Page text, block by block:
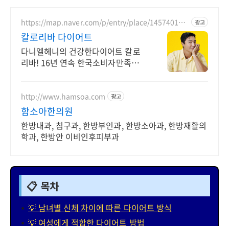
https://map.naver.com/p/entry/place/145740157
광고
칼로리바 다이어트
다니엘헤니의 건강한다이어트 칼로
리바! 16년 연속 한국소비자만족지수
http://www.hamsoa.com 광고
함소아한의원
한방내과, 침구과, 한방부인과, 한방소아과, 한방재활의
학과, 한방안 이비인후피부과
📋 목차
💡 남녀별 신체 차이에 따른 다이어트 방식
💡 여성에게 적합한 다이어트 방법